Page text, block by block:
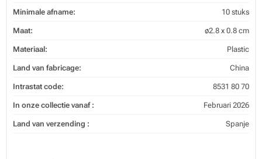
Minimale afname: 10 stuks
Maat: ø2.8 x 0.8 cm
Materiaal: Plastic
Land van fabricage: China
Intrastat code: 8531 80 70
In onze collectie vanaf : Februari 2026
Land van verzending : Spanje